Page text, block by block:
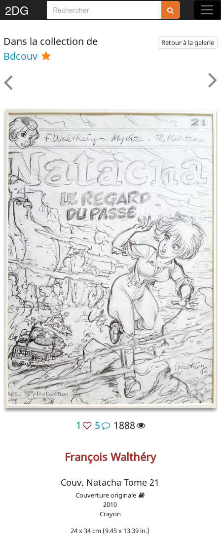
2DG
Dans la collection de
Bdcouv
Retour à la galerie
1 5 1888
François Walthéry
Couv. Natacha Tome 21
Couverture originale
2010
Crayon
24 x 34 cm (9.45 x 13.39 in.)